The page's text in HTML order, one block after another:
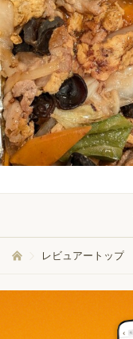
レビュアートップ